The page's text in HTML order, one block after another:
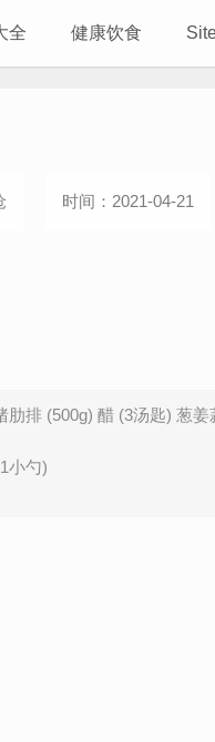
全 健康饮食
时间：2021-04-21
(500g) 醋 (3汤匙) 葱姜
小勺)